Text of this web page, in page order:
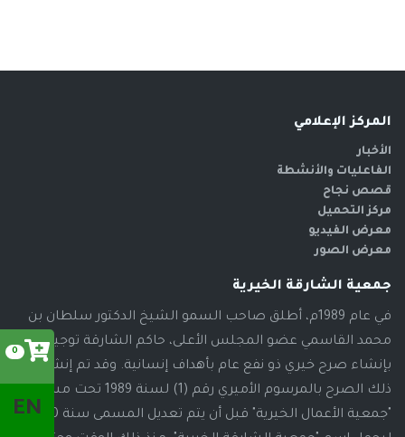
0
EN
المركز الإعلامي
الأخبار
الفاعليات والأنشطة
قصص نجاح
مركز التحميل
معرض الفيديو
معرض الصور
جمعية الشارقة الخيرية
في عام 1989م، أطلق صاحب السمو الشيخ الدكتور سلطان بن
محمد القاسمي عضو المجلس الأعلى، حاكم الشارقة توجيهاته
بإنشاء صرح خيري ذو نفع عام بأهداف إنسانية. وقد تم إنشاء
ذلك الصرح بالمرسوم الأميري رقم (1) لسنة 1989 تحت مسمى
"جمعية الأعمال الخيرية" قبل أن يتم تعديل المسمى سنة 2000م،